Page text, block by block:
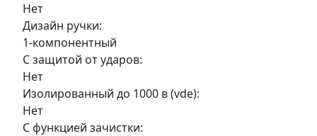
Нет
Дизайн ручки:
1-компонентный
С защитой от ударов:
Нет
Изолированный до 1000 в (vde):
Нет
С функцией зачистки: